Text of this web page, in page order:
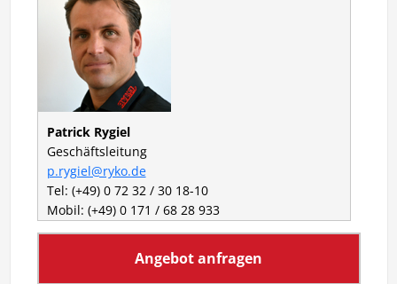
Patrick Rygiel
Geschäftsleitung
p.rygiel@ryko.de
Tel: (+49) 0 72 32 / 30 18-10
Mobil: (+49) 0 171 / 68 28 933
Angebot anfragen